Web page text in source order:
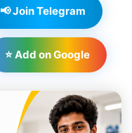
📢 Join Telegram
⭐ Add on Google